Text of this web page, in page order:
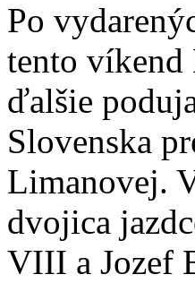
Po
tento víkend
ďalšie
Slovenska
Limanovej.
dvojica
VIII a Jozef